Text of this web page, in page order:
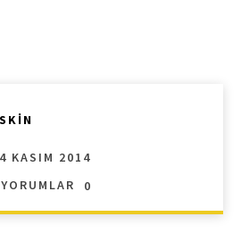
KASIM 2014
YORUMLAR
0